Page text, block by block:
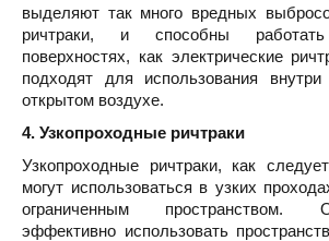
выделяют так много вредных
ричтраки, и способны
поверхностях, как электрические
подходят для использования
открытом воздухе.
4. Узкопроходные ричтраки
Узкопроходные ричтраки, как
могут использоваться в узких
ограниченным пространством.
эффективно использовать